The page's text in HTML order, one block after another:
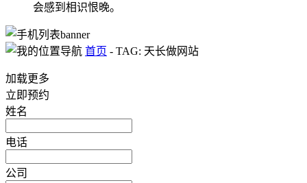
会感到相识恨晚。
首页 - TAG: 天长做网站
加载更多
立即预约
姓名
电话
公司